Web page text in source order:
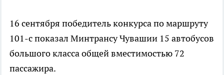
16 сентября победитель конкурса по маршруту
101-с показал Минтрансу Чувашии 15 автобусов
большого класса общей вместимостью 72
пассажира.